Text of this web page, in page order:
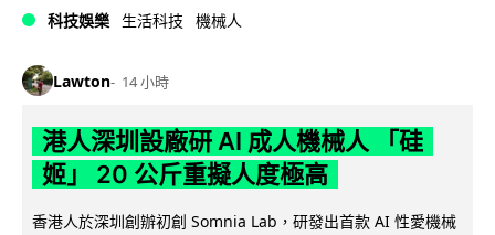
科技娛樂 生活科技 機械人
Lawton 14 小時
港人深圳設廠研 AI 成人機械人 「硅
姬」 20 公斤重擬人度極高
香港人於深圳創辦初創 Somnia Lab，研發出首款 AI 性愛機械